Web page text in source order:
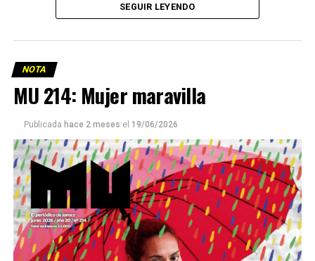
Este número 215 de MU ☝️viene con doble tapa, que
podría ser una frase:
Sin chamuyo, a remarla.
SEGUIR LEYENDO
NOTA
MU 214: Mujer maravilla
Publicada hace 2 meses el 19/06/2026